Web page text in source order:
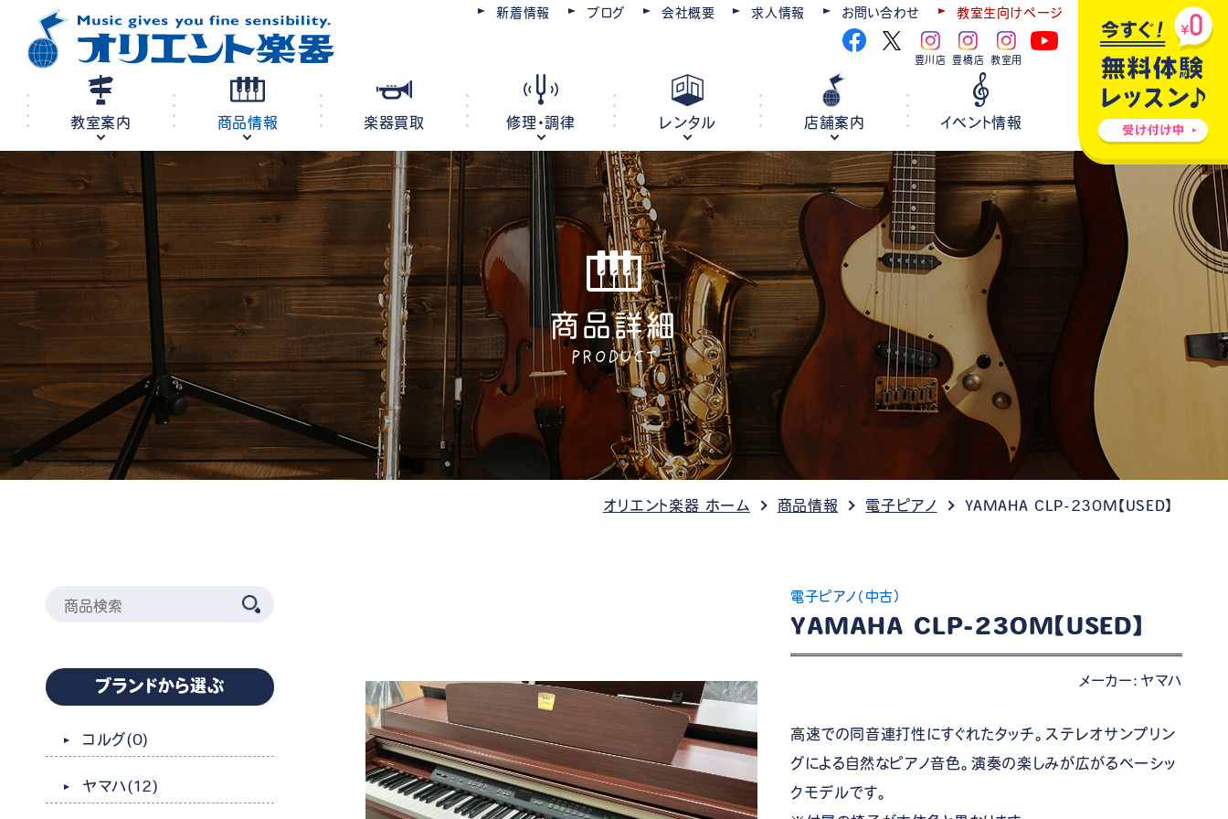
新着情報 ブログ 会社概要 求人情報 お問い合わせ 教室生向けページ
豊川店 豊橋店 教室用
教室案内
教室案内
コースを選ぶ レッスン会場
商品情報
商品情報
ピアノ 電子ピアノ
オルガン
キーボード
ウクレレ
弦楽器
防音・調音 各種楽器 チケット情報
楽器買取 修理・調律
修理・調律
ピアノ調律・修理 管楽器修理・メンテナンス 各種楽器修理
レンタル
レンタル
楽器レンタル 教室レンタル ホールレンタル
店舗案内
店舗案内
豊橋店
イベント情報
商品詳細
PRODUCT
オリエント楽器 ホーム 商品情報 電子ピアノ YAMAHA CLP-230M【USED】
ブランドから選ぶ
コルグ(0)
ヤマハ(12)
電子ピアノ（中古）
YAMAHA CLP-230M【USED】
メーカー：ヤマハ
高速での同音連打性にすぐれたタッチ。ステレオサンプリン
グによる自然なピアノ音色。演奏の楽しみが広がるベーシッ
クモデルです。